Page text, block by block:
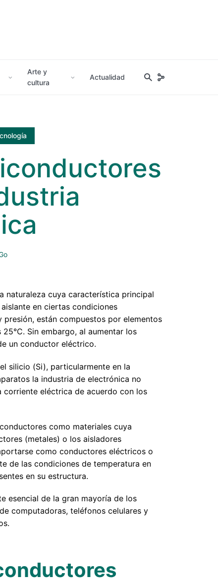
Arte y
cultura
Actualidad
naturaleza cuya característica principal
en ciertas condiciones
están compuestos por elementos
Sin embargo, al aumentar los
un conductor eléctrico.
silicio (Si), particularmente en la
la industria de electrónica no
eléctrica de acuerdo con los
como materiales cuya
(metales) o los aisladores
como conductores eléctricos o
de las condiciones de temperatura en
en su estructura.
esencial de la gran mayoría de los
computadoras, teléfonos celulares y